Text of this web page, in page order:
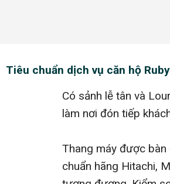
Tiêu chuẩn dịch vụ căn hộ Ruby
Có sảnh lễ tân và
làm nơi đón tiếp
Thang máy được bàn
chuẩn hãng Hitachi,